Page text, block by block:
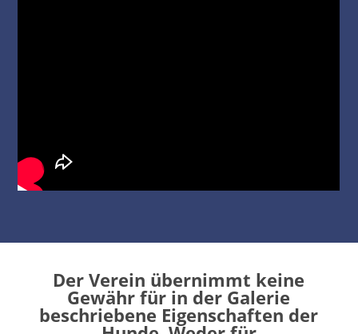
Der Verein übernimmt keine
Gewähr für in der Galerie
beschriebene Eigenschaften der